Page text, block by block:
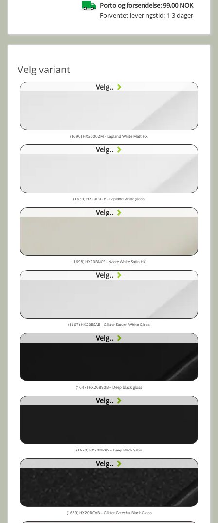
Porto og forsendelse: 99,00 NOK
Forventet leveringstid: 1-3 dager
Velg variant
Velg..
(1690) HX20002M - Lapland White Matt HX
Velg..
(1639) HX20002B - Lapland white gloss
Velg..
(1698) HX20BNCS - Nacre White Satin HX
Velg..
(1667) HX20BSAB - Glitter Saturn White Gloss
Velg..
(1647) HX20890B – Deep black gloss
Velg..
(1670) HX20NPRS – Deep Black Satin
Velg..
(1669) HX20NCAB – Glitter Catechu Black Gloss